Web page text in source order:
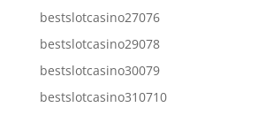
bestslotcasino27076
bestslotcasino29078
bestslotcasino30079
bestslotcasino310710